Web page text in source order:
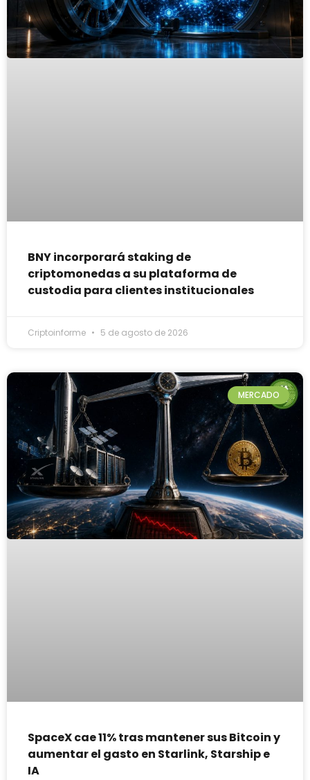
BNY incorporará staking de
criptomonedas a su plataforma de
custodia para clientes institucionales
Criptoinforme 5 de agosto de 2026
MERCADO
SpaceX cae 11% tras mantener sus Bitcoin y
aumentar el gasto en Starlink, Starship e
IA